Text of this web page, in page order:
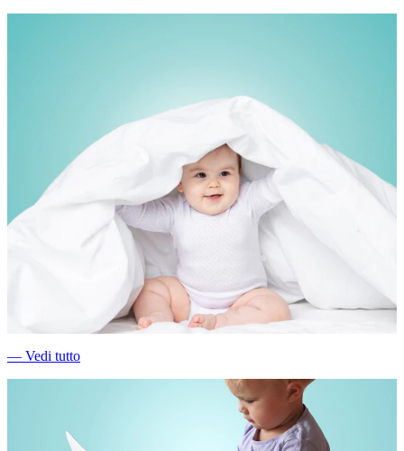
― Vedi tutto